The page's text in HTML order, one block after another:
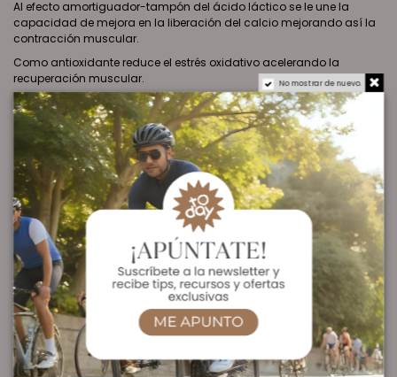
Al efecto amortiguador-tampón del ácido láctico se le une la
capacidad de mejora en la liberación del calcio mejorando así la
contracción muscular.
Como antioxidante reduce el estrés oxidativo acelerando la
recuperación muscular.
MODO DE EMPLEO:
Tomar 2 cápsulas con cada comida en momentos de máxima
carga y/o previos a la competición. Importante no excederse de la
dosis recomendada ni hacerlo fuera de las comidas.
Especialmente indicado para: deportes en las que se den
situaciones de muy alta intensidad y corta duración y épocas de
elevada carga.
Ver Oferta en Amazon
INGREDIENTES:
Beta Alanina, vitamina B6 (piridoxina clorhidrato), estearato de
magnesio, dióxido de silicio, dióxido de titanio.
No mostrar de nuevo.